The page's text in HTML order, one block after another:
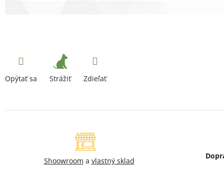
Opýtať sa Strážiť Zdieľať
Shoowroom a vlastný sklad